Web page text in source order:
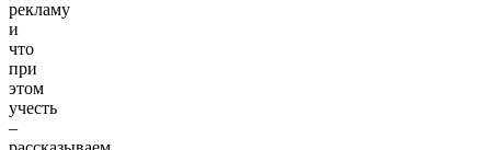
рекламу
и
что
при
этом
учесть
–